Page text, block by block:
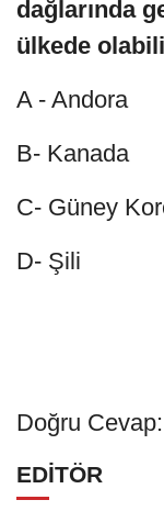
dağlarında
ülkede
A - Andora
B- Kanada
C- Güney
D- Şili
Doğru
EDİTÖR